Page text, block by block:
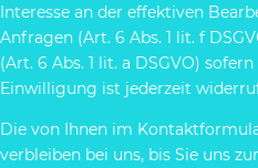
Interesse an der effektiven
Anfragen (Art. 6 Abs. 1 lit. f
(Art. 6 Abs. 1 lit. a DSGVO)
Einwilligung ist jederzeit
Die von Ihnen im
verbleiben bei uns, bis Sie uns